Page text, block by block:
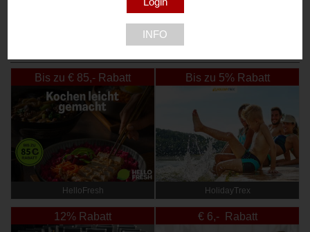
Bis zu € 85,- Rabatt
HelloFresh
Bis zu 5% Rabatt
HolidayTrex
12% Rabatt € 6,- Rabatt
INFO